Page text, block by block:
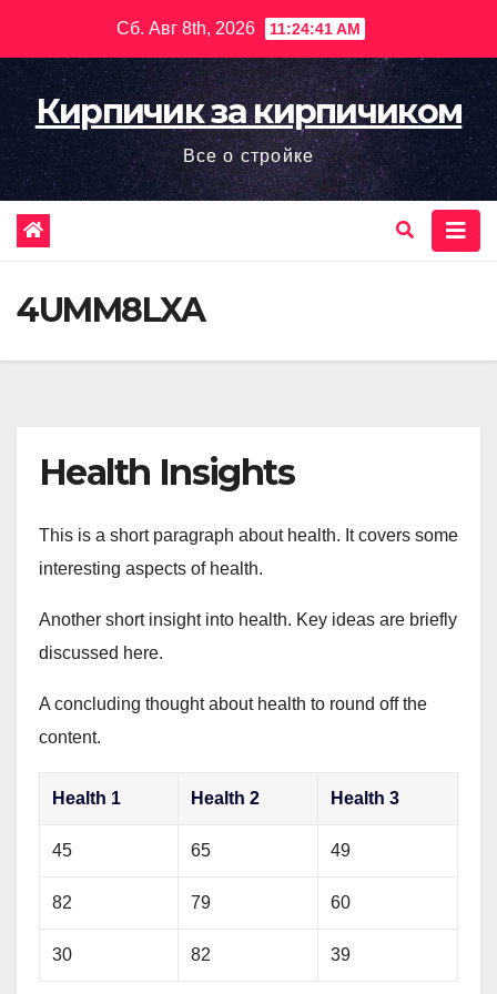
содержимому
Сб. Авг 8th, 2026 11:24:43 AM
Кирпичик за кирпичиком
Все о стройке
4UMM8LXA
Health Insights
This is a short paragraph about health. It covers some
interesting aspects of health.
Another short insight into health. Key ideas are briefly
discussed here.
A concluding thought about health to round off the
content.
Health 1 Health 2 Health 3
45 65 49
82 79 60
30 82 39